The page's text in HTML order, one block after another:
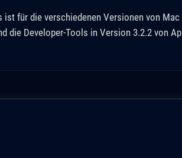
für die verschiedenen Versionen von
die Developer-Tools in Version 3.2.2 von